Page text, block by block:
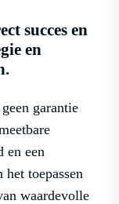
succes en
en
garantie
en een
toepassen
waardevolle